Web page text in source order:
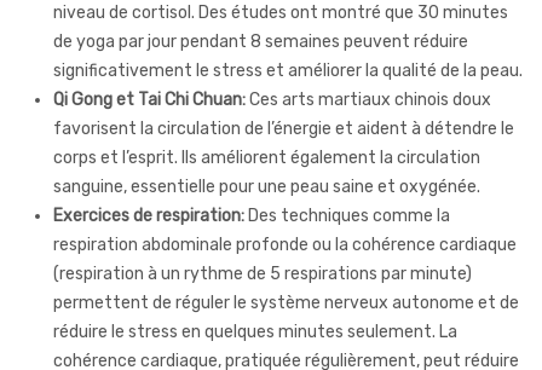
niveau de cortisol. Des études ont montré que 30 minutes
de yoga par jour pendant 8 semaines peuvent réduire
significativement le stress et améliorer la qualité de la peau.
Qi Gong et Tai Chi Chuan:Ces arts martiaux chinois doux
favorisent la circulation de l’énergie et aident à détendre le
corps et l’esprit. Ils améliorent également la circulation
sanguine, essentielle pour une peau saine et oxygénée.
Exercices de respiration: Des techniques comme la
respiration abdominale profonde ou la cohérence cardiaque
(respiration à un rythme de 5 respirations par minute)
permettent de réguler le système nerveux autonome et de
réduire le stress en quelques minutes seulement. La
cohérence cardiaque, pratiquée régulièrement, peut réduire